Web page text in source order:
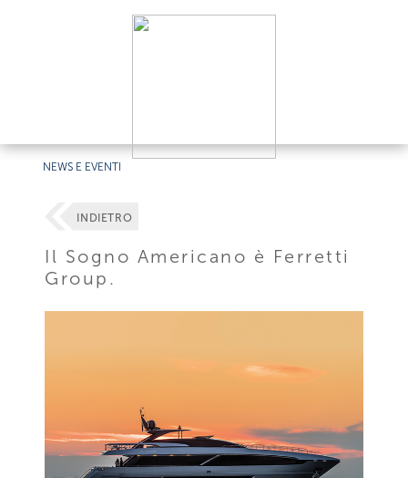
NEWS E EVENTI
INDIETRO
Il Sogno Americano è Ferretti
Group.